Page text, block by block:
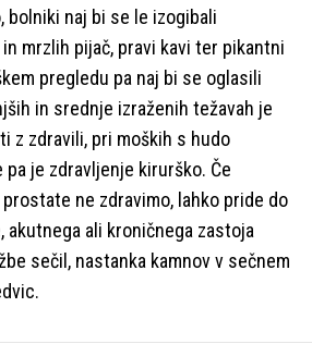
bolniki naj bi se le izogibali
mrzlih pijač, pravi kavi ter pikantni
pregledu pa naj bi se oglasili
in srednje izraženih težavah je
z zdravili, pri moških s hudo
je zdravljenje kirurško. Če
ne zdravimo, lahko pride do
ali kroničnega zastoja
sečil, nastanka kamnov v sečnem